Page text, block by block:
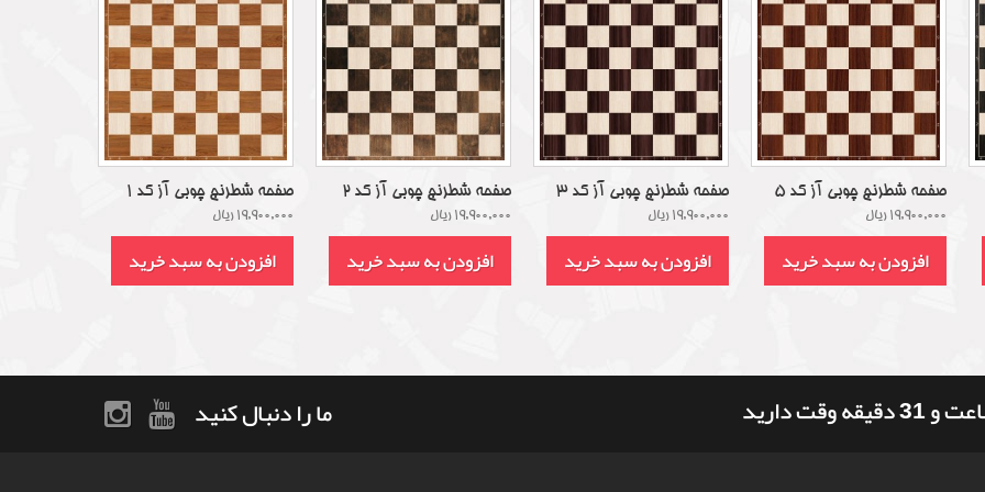
صفحه شطرنج چوبی آز کد 1
19,900,000 ریال
افزودن به سبد خرید
صفحه شطرنج چوبی آز کد 2
19,900,000 ریال
افزودن به سبد خرید
صفحه شطرنج چوبی آز کد 3
19,900,000 ریال
افزودن به سبد خرید
صفحه شطرنج چوبی آز کد 5
19,900,000 ریال
افزودن به سبد خرید
ما را دنبال کنید